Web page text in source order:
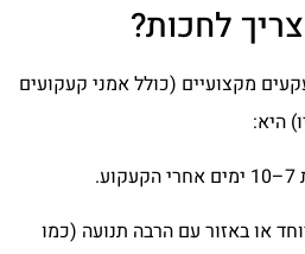
לחכות?
מקצועיים (כולל אמני קעקועים
או באזור עם הרבה תנועה (כמו